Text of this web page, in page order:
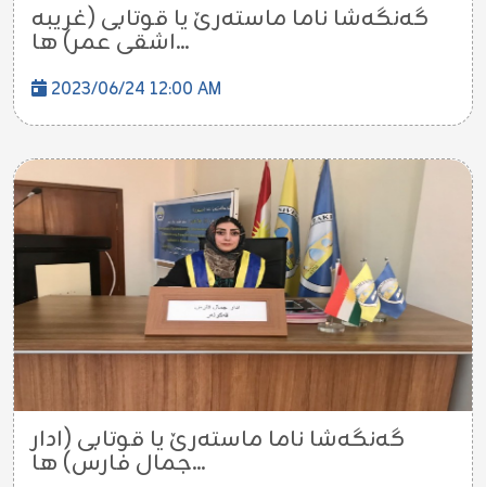
گەنگەشا ناما ماستەرێ یا قوتابی (غریبە
اشقی عمر) ها...
2023/06/24 12:00 AM
گەنگەشا ناما ماستەرێ یا قوتابی (ادار
جمال فارس) ها...